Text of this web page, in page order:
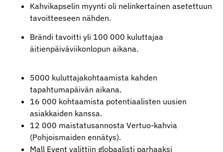
Kahvikapselin myynti oli nelinkertainen asetettuun
tavoitteeseen nähden.
Brändi tavoitti yli 100 000 kuluttajaa
äitienpäiväviikonlopun aikana.
5000 kuluttajakohtaamista kahden
tapahtumapäivän aikana.
16 000 kohtaamista potentiaalisten uusien
asiakkaiden kanssa.
12 000 maistatusannosta Vertuo-kahvia
(Pohjoismaiden ennätys).
Mall Event valittiin globaalisti parhaaksi